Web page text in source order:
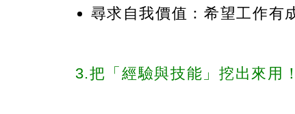
尋求自我價值：希望工作有
3.把「經驗與技能」挖出來用！